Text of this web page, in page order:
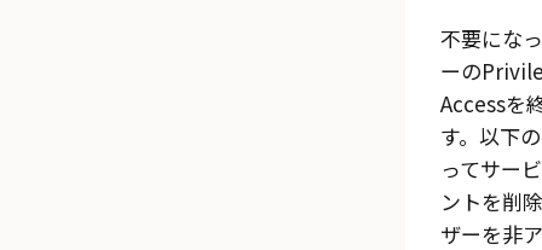
不要にな
ーの
Accessを
す。以下
ってサー
ントを削
ザーを非